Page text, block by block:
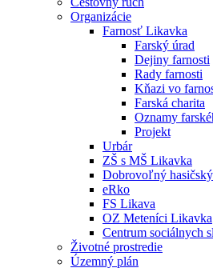
Organizácie
Farnosť Likavka
Farský úrad
Dejiny farnosti
Rady farnosti
Kňazi vo
Farská charita
Oznamy
Projekt
Urbár
ZŠ s MŠ Likavka
Dobrovoľný
eRko
FS Likava
OZ Meteníci Likavka
Centrum sociálnych
Životné prostredie
Územný plán